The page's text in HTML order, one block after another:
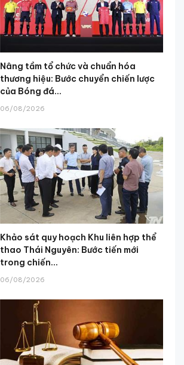
Nâng tầm tổ chức và chuẩn hóa
thương hiệu: Bước chuyển chiến lược
của Bóng đá...
06/08/2026
Khảo sát quy hoạch Khu liên hợp thể
thao Thái Nguyên: Bước tiến mới
trong chiến...
06/08/2026